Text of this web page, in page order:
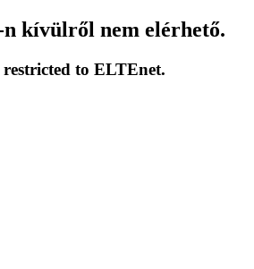
kívülről nem elérhető.
restricted to ELTEnet.